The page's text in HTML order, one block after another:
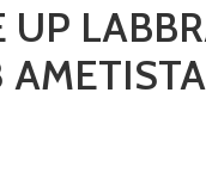
UP